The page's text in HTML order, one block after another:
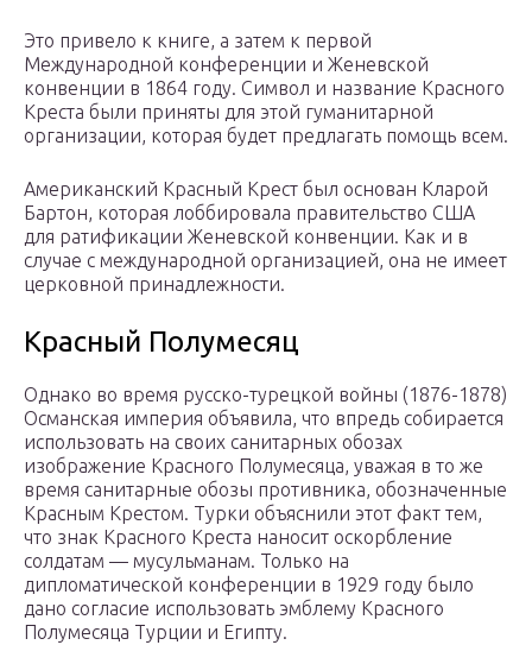
Это привело к книге, а затем к первой
Международной конференции и Женевской
конвенции в 1864 году. Символ и название Красного
Креста были приняты для этой гуманитарной
организации, которая будет предлагать помощь всем.
Американский Красный Крест был основан Кларой
Бартон, которая лоббировала правительство США
для ратификации Женевской конвенции. Как и в
случае с международной организацией, она не имеет
церковной принадлежности.
Красный Полумесяц
Однако во время русско-турецкой войны (1876-1878)
Османская империя объявила, что впредь собирается
использовать на своих санитарных обозах
изображение Красного Полумесяца, уважая в то же
время санитарные обозы противника, обозначенные
Красным Крестом. Турки объяснили этот факт тем,
что знак Красного Креста наносит оскорбление
солдатам — мусульманам. Только на
дипломатической конференции в 1929 году было
дано согласие использовать эмблему Красного
Полумесяца Турции и Египту.